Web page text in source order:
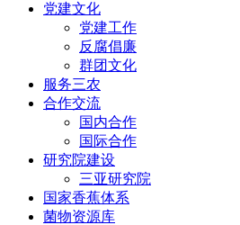
党建文化
党建工作
反腐倡廉
群团文化
服务三农
合作交流
国内合作
国际合作
研究院建设
三亚研究院
国家香蕉体系
菌物资源库